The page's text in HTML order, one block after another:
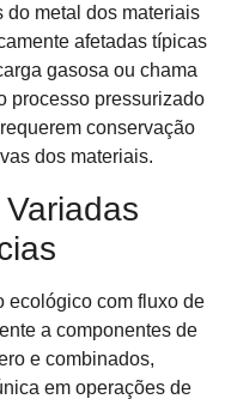
do metal dos materiais
afetadas típicas
gasosa ou chama
processo pressurizado
conservação
dos materiais.
ecológico com fluxo de
a componentes de
e combinados,
em operações de